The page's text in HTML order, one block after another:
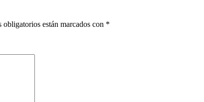
obligatorios están marcados con *